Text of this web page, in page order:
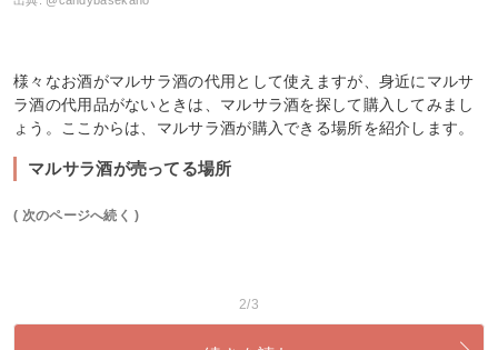
様々なお酒がマルサラ酒の代用として使えますが、身近にマルサ
ラ酒の代用品がないときは、マルサラ酒を探して購入してみまし
ょう。ここからは、マルサラ酒が購入できる場所を紹介します。
マルサラ酒が売ってる場所
( 次のページへ続く )
2/3